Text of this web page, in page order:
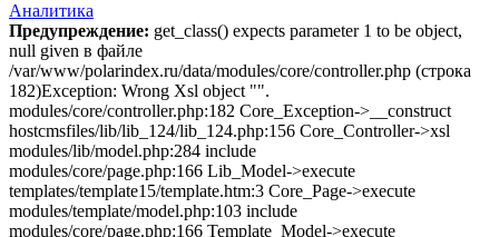
Аналитика
Предупреждение: get_class() expects parameter 1 to be object,
null given в файле
/var/www/polarindex.ru/data/modules/core/controller.php (строка
182)Exception: Wrong Xsl object "".
modules/core/controller.php:182 Core_Exception->__construct
hostcmsfiles/lib/lib_124/lib_124.php:156 Core_Controller->xsl
modules/lib/model.php:284 include
modules/core/page.php:166 Lib_Model->execute
templates/template15/template.htm:3 Core_Page->execute
modules/template/model.php:103 include
modules/core/page.php:166 Template_Model->execute